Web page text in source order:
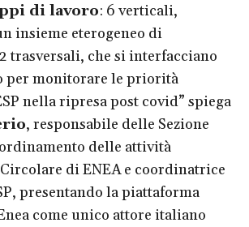
di lavoro: 6 verticali,
insieme eterogeneo di
trasversali, che si interfacciano
per monitorare le priorità
nella ripresa post covid” spiega
, responsabile delle Sezione
delle attività
di ENEA e coordinatrice
presentando la piattaforma
come unico attore italiano